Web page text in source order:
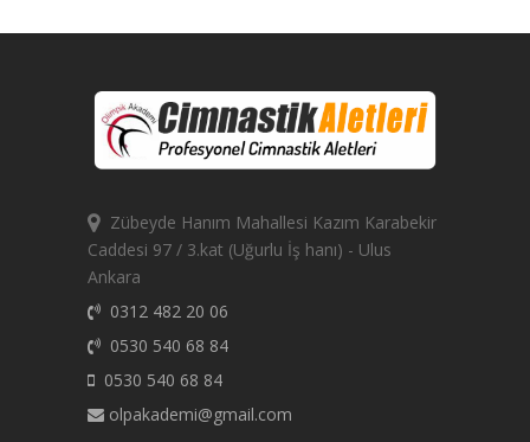
Zübeyde Hanım Mahallesi Kazım Karabekir
Caddesi 97 / 3.kat (Uğurlu İş hanı) - Ulus
Ankara
0312 482 20 06
0530 540 68 84
0530 540 68 84
olpakademi@gmail.com